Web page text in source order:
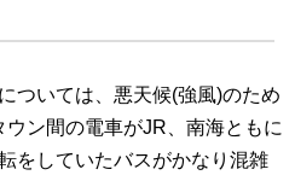
ついては、悪天候(強風)のため
ン間の電車がJR、南海ともに
をしていたバスがかなり混雑